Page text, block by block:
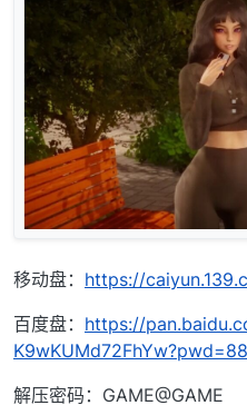
移动盘： https://
百度盘： https://
解压密码：GAME@GAME